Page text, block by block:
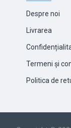
Despre noi
Livrarea
Termeni și
Politica de